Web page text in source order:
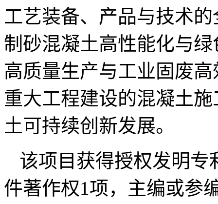
工艺装备、产品与技术
制砂混凝土高性能化与
高质量生产与工业固废
重大工程建设的混凝土
土可持续创新发展。
该项目获得授权发明专
件著作权1项，主编或参